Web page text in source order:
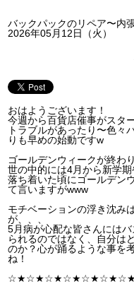
バックパックのリペア〜内
2026年05月12日（火）
おはようございます！
今週から百貨店催事がスタ
トラブルがあったり〜色々
りも早めの始動ですw
ゴールデンウィークが終わ
世の中的には4月から新学
落ち着いた頃にゴールデン
て言いますがwww
モチベーションの浮き沈み
が、、、
5月病が心配な皆さんには
られるのではなく、自分は
のか？心が踊るような事を
ね！